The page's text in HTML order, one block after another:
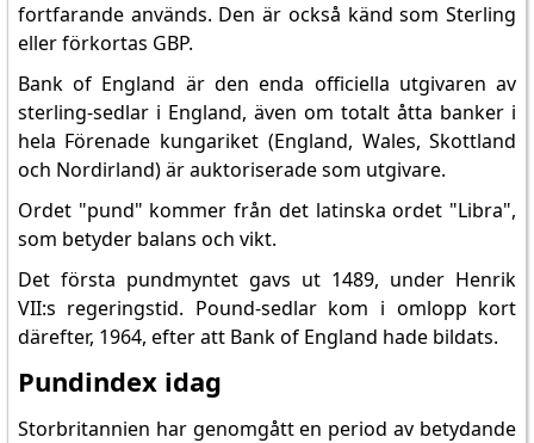
fortfarande används. Den är också känd som Sterling
eller förkortas GBP.
Bank of England är den enda officiella utgivaren av
sterling-sedlar i England, även om totalt åtta banker i
hela Förenade kungariket (England, Wales, Skottland
och Nordirland) är auktoriserade som utgivare.
Ordet "pund" kommer från det latinska ordet "Libra",
som betyder balans och vikt.
Det första pundmyntet gavs ut 1489, under Henrik
VII:s regeringstid. Pound-sedlar kom i omlopp kort
därefter, 1964, efter att Bank of England hade bildats.
Pundindex idag
Storbritannien har genomgått en period av betydande